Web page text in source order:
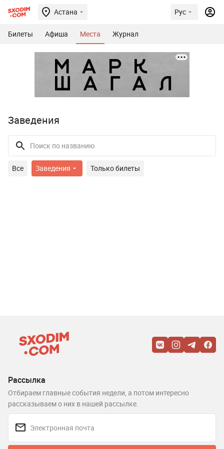
Астана Рус
Билеты Афиша Места Журнал
Заведения
Все Заведения Только билеты
Рассылка
Отбираем главные события недели, а потом интересно
рассказываем о них в нашей рассылке.